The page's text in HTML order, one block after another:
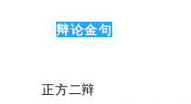
辩论金句
正方二辩